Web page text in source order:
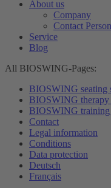
About us
Company
Contact Person
Service
Blog
All BIOSWING-Pages:
BIOSWING seating
BIOSWING therapy
BIOSWING training
Contact
Legal information
Conditions
Data protection
Deutsch
Français